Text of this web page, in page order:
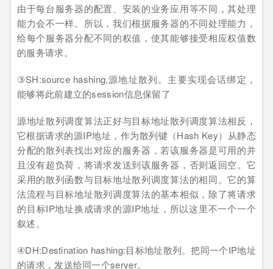
由于每台服务器的配置、安装的业务应用等不同，其处理
能力会不一样。所以，我们根据服务器的不同处理能力，
给每个服务器分配不同的权值，使其能够接受相应权值数
的服务请求。
③SH:source hashing,源地址散列。主要实现会话绑定，
能够将此前建立的session信息保留了
源地址散列调度算法正好与目标地址散列调度算法相反，
它根据请求的源IP地址，作为散列键（Hash Key）从静态
分配的散列表找出对应的服务器，若该服务器是可用的并
且没有超负荷，将请求发送到该服务器，否则返回空。它
采用的散列函数与目标地址散列调度算法的相同。它的算
法流程与目标地址散列调度算法的基本相似，除了将请求
的目标IP地址换成请求的源IP地址，所以这里不一个一个
叙述。
④DH:Destination hashing:目标地址散列。把同一个IP地址
的请求，发送给同一个server。